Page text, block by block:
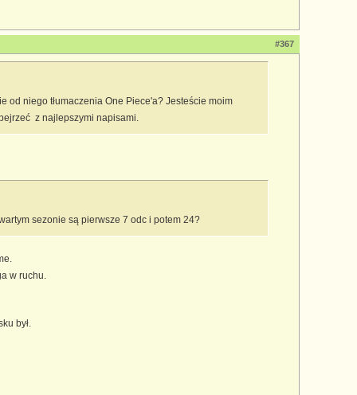
#367
od niego tłumaczenia One Piece'a? Jesteście moim
z najlepszymi napisami.
sezonie są pierwsze 7 odc i potem 24?
w ruchu.
był.